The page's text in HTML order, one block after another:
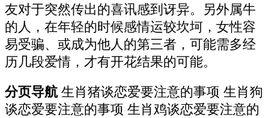
友对于突然传出的喜讯感到讶异。另外属牛
的人，在年轻的时候感情运较坎坷，女性容
易受骗、或成为他人的第三者，可能需多经
历几段爱情，才有开花结果的可能。
分页导航生肖猪谈恋爱要注意的事项 生肖狗
谈恋爱要注意的事项 生肖鸡谈恋爱要注意的